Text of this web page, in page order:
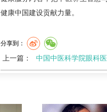
健康中国建设贡献力量。
分享到：
上一篇： 中国中医科学院眼科医院菊